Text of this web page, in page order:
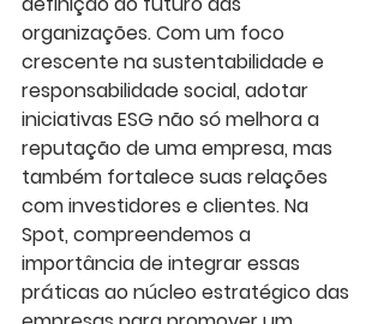
organizações. Com um foco
crescente na sustentabilidade e
responsabilidade social, adotar
iniciativas ESG não só melhora a
reputação de uma empresa, mas
também fortalece suas relações
com investidores e clientes. Na
Spot, compreendemos a
importância de integrar essas
práticas ao núcleo estratégico das